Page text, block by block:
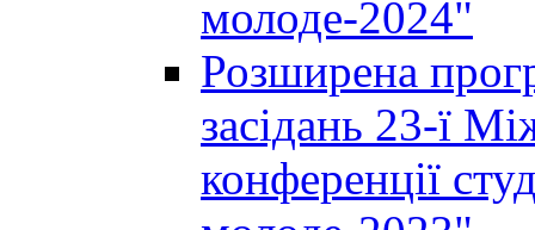
молоде-2024"
Розширена
засідань 23-ї
конференції